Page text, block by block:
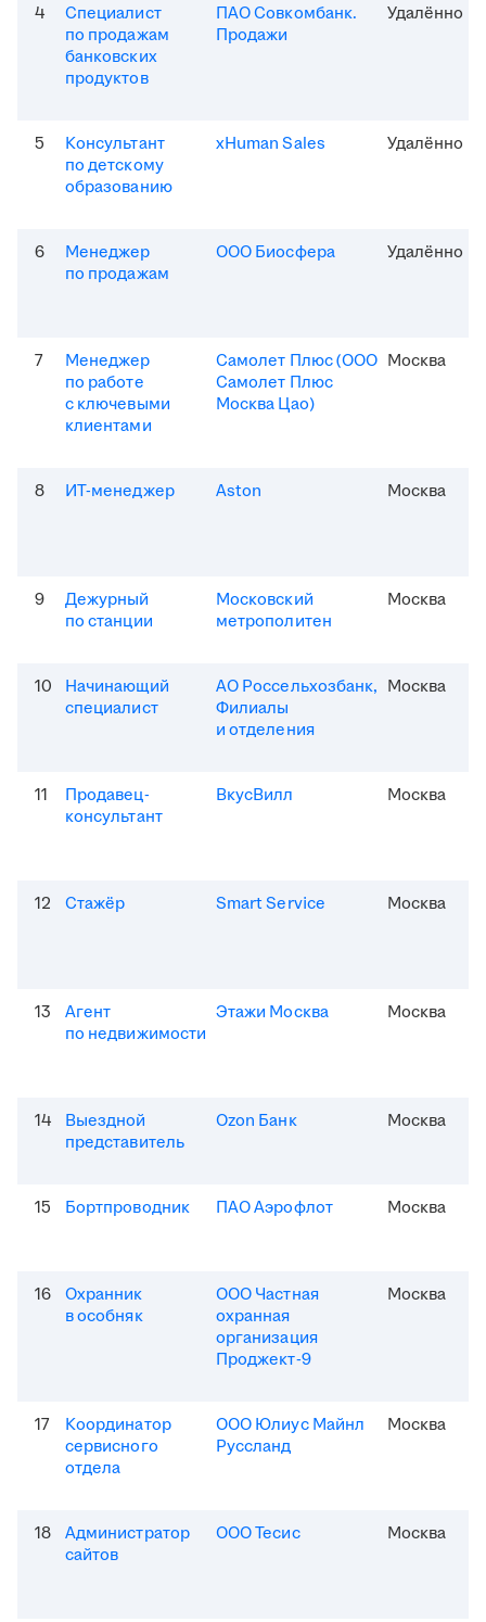
4
Специалист
по продажам
банковских
продуктов
ПАО Совкомбанк.
Продажи
Удалённо
5
Консультант
по детскому
образованию
xHuman Sales Удалённо
6
Менеджер
по продажам
ООО Биосфера Удалённо
7
Менеджер
по работе
с ключевыми
клиентами
Самолет Плюс (ООО
Самолет Плюс
Москва Цао)
Москва
8 ИТ-менеджер Aston Москва
9
Дежурный
по станции
Московский
метрополитен
Москва
10
Начинающий
специалист
АО Россельхозбанк,
Филиалы
и отделения
Москва
11
Продавец-
консультант
ВкусВилл Москва
12 Стажёр Smart Service Москва
13
Агент
по недвижимости
Этажи Москва Москва
14
Выездной
представитель
Ozon Банк Москва
15 Бортпроводник ПАО Аэрофлот Москва
16
Охранник
в особняк
ООО Частная
охранная
организация
Проджект-9
Москва
17
Координатор
сервисного
отдела
ООО Юлиус Майнл
Руссланд
Москва
18
Администратор
сайтов
ООО Тесис Москва